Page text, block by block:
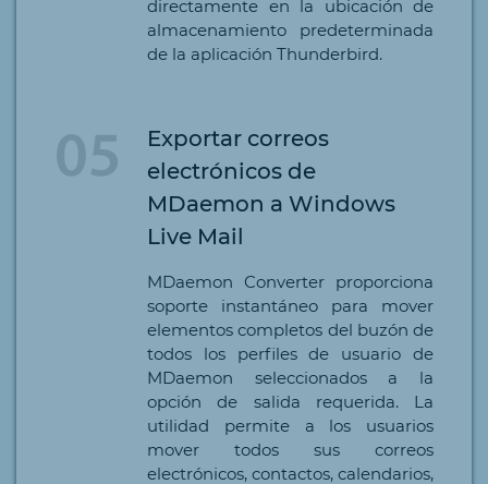
directamente en la ubicación de
almacenamiento predeterminada
de la aplicación Thunderbird.
Exportar correos
electrónicos de
MDaemon a Windows
Live Mail
MDaemon Converter proporciona
soporte instantáneo para mover
elementos completos del buzón de
todos los perfiles de usuario de
MDaemon seleccionados a la
opción de salida requerida. La
utilidad permite a los usuarios
mover todos sus correos
electrónicos, contactos, calendarios,